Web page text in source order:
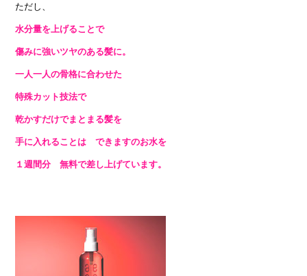
ただし、
水分量を上げることで
傷みに強いツヤのある髪に。
一人一人の骨格に合わせた
特殊カット技法で
乾かすだけでまとまる髪を
手に入れることは できますのお水を
１週間分 無料で差し上げています。